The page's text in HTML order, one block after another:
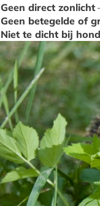
Geen direct zonlicht
Geen betegelde of
Niet te dicht bij